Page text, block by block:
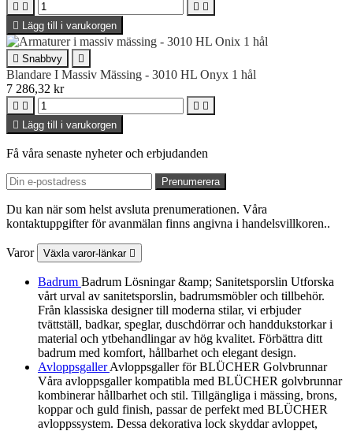
   
 Lägg till i varukorgen
 Snabbvy 
Blandare I Massiv Mässing - 3010 HL Onyx 1 hål
7 286,32 kr
   
 Lägg till i varukorgen
Få våra senaste nyheter och erbjudanden
Du kan när som helst avsluta prenumerationen. Våra
kontaktuppgifter för avanmälan finns angivna i handelsvillkoren..
Varor Växla varor-länkar 
Badrum Badrum Lösningar &amp; Sanitetsporslin Utforska
vårt urval av sanitetsporslin, badrumsmöbler och tillbehör.
Från klassiska designer till moderna stilar, vi erbjuder
tvättställ, badkar, speglar, duschdörrar och handdukstorkar i
material och ytbehandlingar av hög kvalitet. Förbättra ditt
badrum med komfort, hållbarhet och elegant design.
AvloppsgallerAvloppsgaller för BLÜCHER Golvbrunnar
Våra avloppsgaller kompatibla med BLÜCHER golvbrunnar
kombinerar hållbarhet och stil. Tillgängliga i mässing, brons,
koppar och guld finish, passar de perfekt med BLÜCHER
avloppssystem. Dessa dekorativa lock skyddar avloppet,